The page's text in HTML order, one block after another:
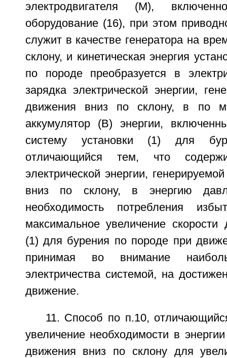
электродвигателя (M),
оборудование (16), при этом
служит в качестве генератора на
склону, и кинетическая энергия
по породе преобразуется в
зарядка электрической энергии,
движения вниз по склону, в по
аккумулятор (B) энергии,
систему установки (1) для
отличающийся тем, что
электрической энергии,
вниз по склону, в энергию
необходимость потребления
максимальное увеличение скорости
(1) для бурения по породе при
принимая во внимание
электричества системой, на
движение.
11. Способ по п.10,
увеличение необходимости в
движения вниз по склону для